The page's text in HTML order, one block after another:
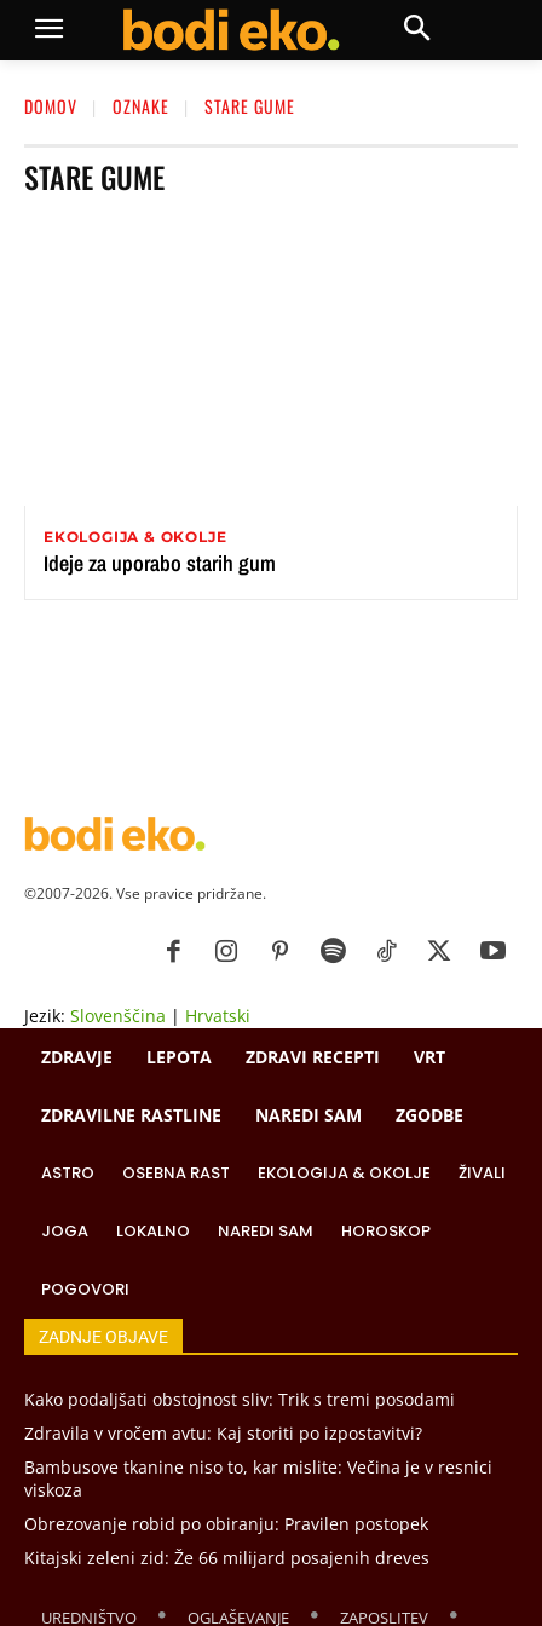
DOMOV OZNAKE STARE GUME
STARE GUME
EKOLOGIJA & OKOLJE
Ideje za uporabo starih gum
©2007-2026. Vse pravice pridržane.
Jezik: Slovenščina | Hrvatski
ZDRAVJE
LEPOTA ZDRAVI RECEPTI VRT
ZDRAVILNE RASTLINE NAREDI SAM ZGODBE
ASTRO OSEBNA RAST EKOLOGIJA & OKOLJE ŽIVALI
JOGA LOKALNO NAREDI SAM HOROSKOP
POGOVORI
ZADNJE OBJAVE
Kako podaljšati obstojnost sliv: Trik s tremi posodami
Zdravila v vročem avtu: Kaj storiti po izpostavitvi?
Bambusove tkanine niso to, kar mislite: Večina je v resnici
viskoza
Obrezovanje robid po obiranju: Pravilen postopek
Kitajski zeleni zid: Že 66 milijard posajenih dreves
UREDNIŠTVO OGLAŠEVANJE ZAPOSLITEV